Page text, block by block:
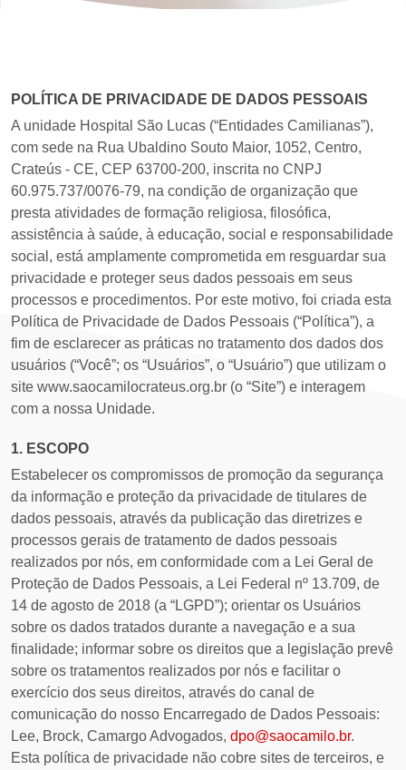
POLÍTICA DE PRIVACIDADE DE DADOS PESSOAIS
A unidade Hospital São Lucas​ ​(“Entidades Camilianas”),
com sede na Rua Ubaldino Souto Maior, 1052, Centro,
Crateús - CE, CEP 63700-200, inscrita no CNPJ ​
60.975.737/0076-79, na condição de organização que
presta atividades de formação religiosa, filosófica,
assistência à saúde, à educação, social e responsabilidade
social, está amplamente comprometida em resguardar sua
privacidade e proteger seus dados pessoais em seus
processos e procedimentos. Por este motivo, foi criada esta
Política de Privacidade de Dados Pessoais (“Política”), a
fim de esclarecer as práticas no tratamento dos dados dos
usuários (“Você”; os “Usuários”, o “Usuário”) que utilizam o
site ​www.saocamilocrateus.org.br (o “Site”) e interagem
com a nossa Unidade.
1. ESCOPO
Estabelecer os compromissos de promoção da segurança
da informação e proteção da privacidade de titulares de
dados pessoais, através da publicação das diretrizes e
processos gerais de tratamento de dados pessoais
realizados por nós, em conformidade com a Lei Geral de
Proteção de Dados Pessoais, a Lei Federal nº 13.709, de
14 de agosto de 2018 (a “LGPD”); orientar os Usuários
sobre os dados tratados durante a navegação e a sua
finalidade; informar sobre os direitos que a legislação prevê
sobre os tratamentos realizados por nós e facilitar o
exercício dos seus direitos, através do canal de
comunicação do nosso Encarregado de Dados Pessoais:
Lee, Brock, Camargo Advogados, dpo@saocamilo.br.
Esta política de privacidade não cobre sites de terceiros, e